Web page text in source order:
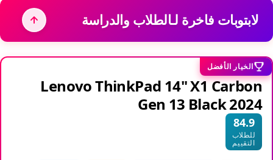
لابتوبات فاخرة لـالطلاب والدراسة
الخيار الأفضل
Lenovo ThinkPad 14" X1 Carbon
Gen 13 Black 2024
84.9
للطلاب
التقييم